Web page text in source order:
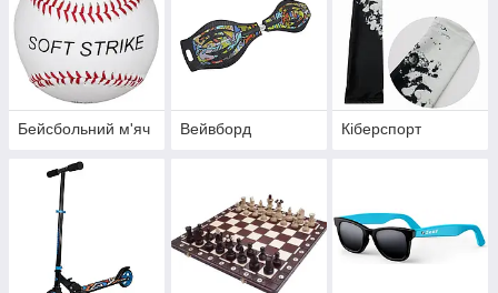
Бейсбольний м'яч Вейвборд Кіберспорт